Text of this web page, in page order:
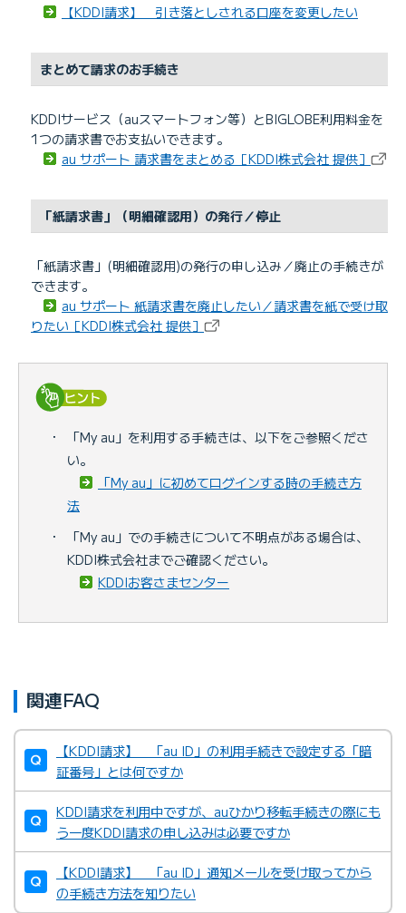
【KDDI請求】 引き落としされる口座を変更したい
まとめて請求のお手続き
KDDIサービス（auスマートフォン等）とBIGLOBE利用料金を
1つの請求書でお支払いできます。
au サポート 請求書をまとめる［KDDI株式会社 提供］
「紙請求書」（明細確認用）の発行／停止
「紙請求書」(明細確認用)の発行の申し込み／廃止の手続きが
できます。
au サポート 紙請求書を廃止したい／請求書を紙で受け取
りたい［KDDI株式会社 提供］
・
「My au」を利用する手続きは、以下をご参照くださ
い。
「My au」に初めてログインする時の手続き方
法
・
「My au」での手続きについて不明点がある場合は、
KDDI株式会社までご確認ください。
KDDIお客さまセンター
関連FAQ
【KDDI請求】 「au ID」の利用手続きで設定する「暗
証番号」とは何ですか
KDDI請求を利用中ですが、auひかり移転手続きの際にも
う一度KDDI請求の申し込みは必要ですか
【KDDI請求】 「au ID」通知メールを受け取ってから
の手続き方法を知りたい